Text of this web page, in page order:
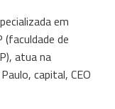
em
(faculdade de
atua na
capital, CEO